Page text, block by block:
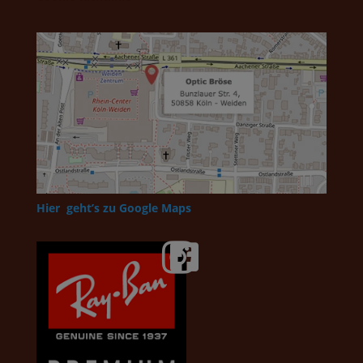
Hier geht’s zu Google Maps

